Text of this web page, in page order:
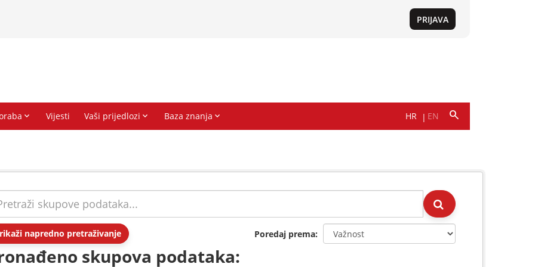
napredno pretraživanje Poredaj prema
skupova podataka: